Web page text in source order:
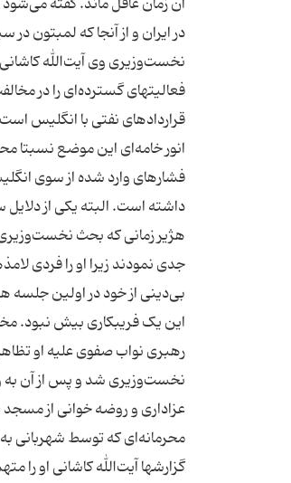
در ایران و از آنجا که لمبتون
نخست‌وزیری وی آیت‌الله
فعالیتهای گسترده‌ای را در
انور خامه‌ای این موضع نسبتا
فشارهای وارد شده از سوی
هژیر زمانی که بحث
جدی نمودند زیرا او را فردی
بی‌دینی از خود در اولین
این یک فریبکاری بیش نبود.
رهبری نواب صفوی علیه او
عزاداری و روضه خوانی از
محرمانه‌ای که توسط شهربانی
گزارشها آیت‌الله کاشانی او را